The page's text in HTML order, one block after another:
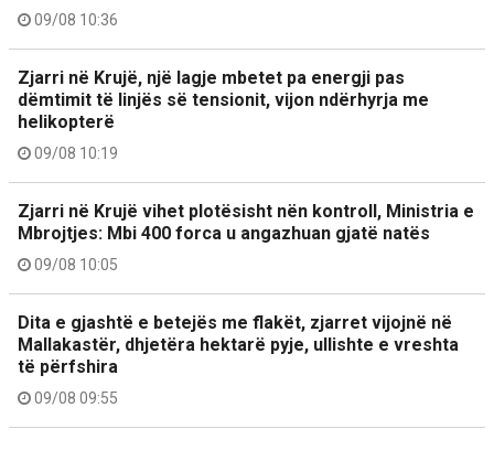
09/08 10:36
Zjarri në Krujë, një lagje mbetet pa energji pas
dëmtimit të linjës së tensionit, vijon ndërhyrja me
helikopterë
09/08 10:19
Zjarri në Krujë vihet plotësisht nën kontroll, Ministria e
Mbrojtjes: Mbi 400 forca u angazhuan gjatë natës
09/08 10:05
Dita e gjashtë e betejës me flakët, zjarret vijojnë në
Mallakastër, dhjetëra hektarë pyje, ullishte e vreshta
të përfshira
09/08 09:55